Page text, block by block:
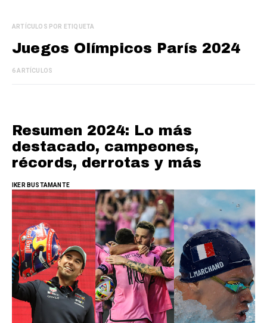
ARTÍCULOS POR ETIQUETA
Juegos Olímpicos París 2024
6 ARTÍCULOS
Resumen 2024: Lo más
destacado, campeones,
récords, derrotas y más
IKER BUSTAMANTE